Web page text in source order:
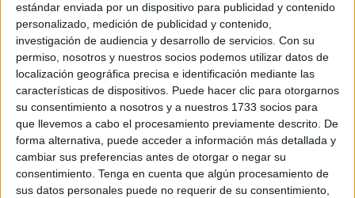
estándar enviada por un dispositivo para publicidad y contenido
personalizado, medición de publicidad y contenido,
investigación de audiencia y desarrollo de servicios. Con su
permiso, nosotros y nuestros socios podemos utilizar datos de
localización geográfica precisa e identificación mediante las
características de dispositivos. Puede hacer clic para otorgarnos
su consentimiento a nosotros y a nuestros 1733 socios para
que llevemos a cabo el procesamiento previamente descrito. De
forma alternativa, puede acceder a información más detallada y
cambiar sus preferencias antes de otorgar o negar su
consentimiento. Tenga en cuenta que algún procesamiento de
sus datos personales puede no requerir de su consentimiento,